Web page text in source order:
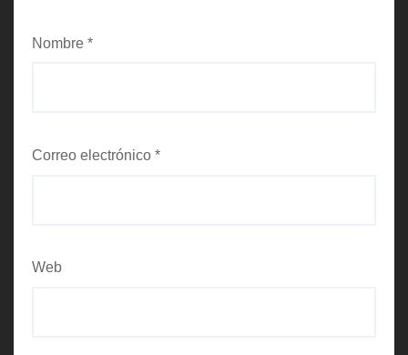
Nombre *
Correo electrónico *
Web